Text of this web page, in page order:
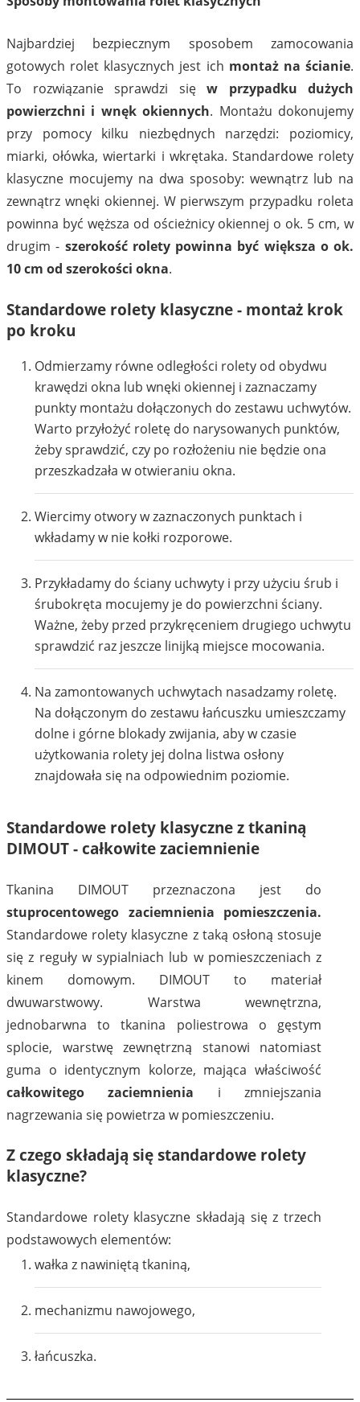
Standardowe rolety klasyczne z tkaniną
DIMOUT - całkowite zaciemnienie
Tkanina DIMOUT przeznaczona jest do
stuprocentowego zaciemnienia pomieszczenia.
Standardowe rolety klasyczne z taką osłoną stosuje
się z reguły w sypialniach lub w pomieszczeniach z
kinem domowym. DIMOUT to materiał
dwuwarstwowy. Warstwa wewnętrzna,
jednobarwna to tkanina poliestrowa o gęstym
splocie, warstwę zewnętrzną stanowi natomiast
guma o identycznym kolorze, mająca właściwość
całkowitego zaciemnienia i zmniejszania
nagrzewania się powietrza w pomieszczeniu.
Z czego składają się standardowe rolety
klasyczne?
Standardowe rolety klasyczne składają się z trzech
podstawowych elementów:
wałka z nawiniętą tkaniną,
mechanizmu nawojowego,
łańcuszka.
Najbardziej bezpiecznym sposobem zamocowania
gotowych rolet klasycznych jest ich montaż na ścianie.
To rozwiązanie sprawdzi się w przypadku dużych
powierzchni i wnęk okiennych. Montażu dokonujemy
przy pomocy kilku niezbędnych narzędzi: poziomicy,
miarki, ołówka, wiertarki i wkrętaka. Standardowe rolety
klasyczne mocujemy na dwa sposoby: wewnątrz lub na
zewnątrz wnęki okiennej. W pierwszym przypadku roleta
powinna być węższa od ościeżnicy okiennej o ok. 5 cm, w
drugim - szerokość rolety powinna być większa o ok.
10 cm od szerokości okna.
Standardowe rolety klasyczne - montaż krok
po kroku
Odmierzamy równe odległości rolety od obydwu
krawędzi okna lub wnęki okiennej i zaznaczamy
punkty montażu dołączonych do zestawu uchwytów.
Warto przyłożyć roletę do narysowanych punktów,
żeby sprawdzić, czy po rozłożeniu nie będzie ona
przeszkadzała w otwieraniu okna.
Wiercimy otwory w zaznaczonych punktach i
wkładamy w nie kołki rozporowe.
Przykładamy do ściany uchwyty i przy użyciu śrub i
śrubokręta mocujemy je do powierzchni ściany.
Ważne, żeby przed przykręceniem drugiego uchwytu
sprawdzić raz jeszcze linijką miejsce mocowania.
Na zamontowanych uchwytach nasadzamy roletę.
Na dołączonym do zestawu łańcuszku umieszczamy
dolne i górne blokady zwijania, aby w czasie
użytkowania rolety jej dolna listwa osłony
znajdowała się na odpowiednim poziomie.